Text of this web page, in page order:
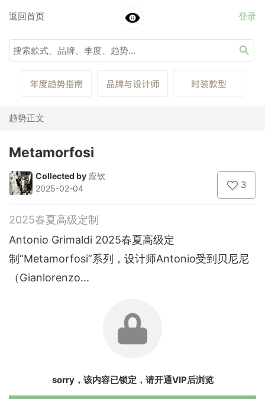
返回首页 登录
趋势正文
Metamorfosi
Collected by 应钦
2025-02-04
3
2025春夏高级定制
Antonio Grimaldi 2025春夏高级定
制“Metamorfosi”系列，设计师Antonio受到贝尼尼
（Gianlorenzo...
sorry，该内容已锁定，请开通VIP后浏览